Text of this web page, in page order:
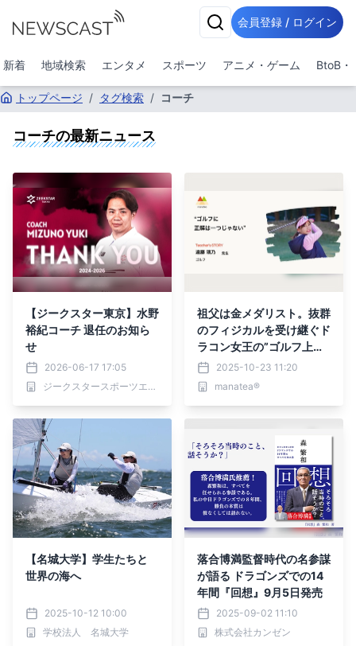
会員登録 / ログイン
新着 地域検索 エンタメ スポーツ アニメ・ゲーム BtoB・
トップページ / タグ検索 / コーチ
コーチの最新ニュース
【ジークスター東京】水野
裕紀コーチ 退任のお知ら
せ
2026-06-17 17:05
ジークスタースポーツエンターテインメント株式会社
祖父は金メダリスト。抜群
のフィジカルを受け継ぐド
ラコン女王の”ゴルフ上達
の秘訣” 遠藤梨乃インタビ
ュー動画公開
2025-10-23 11:20
manatea®
【名城大学】学生たちと
世界の海へ
2025-10-12 10:00
学校法人 名城大学
落合博満監督時代の名参謀
が語る ドラゴンズでの14
年間『回想』9月5日発売
2025-09-02 11:10
株式会社カンゼン